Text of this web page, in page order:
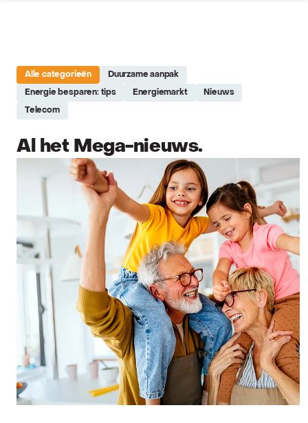
Alle categorieën Duurzame aanpak
Energie besparen: tips Energiemarkt Nieuws
Telecom
Al het Mega-nieuws.